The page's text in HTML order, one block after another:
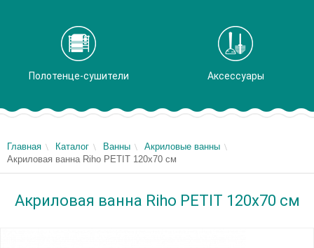
Полотенце-сушители Аксессуары
Главная Каталог Ванны
Акриловые ванны
Акриловая ванна Riho PETIT 120х70 см
Акриловая ванна Riho PETIT 120х70 см